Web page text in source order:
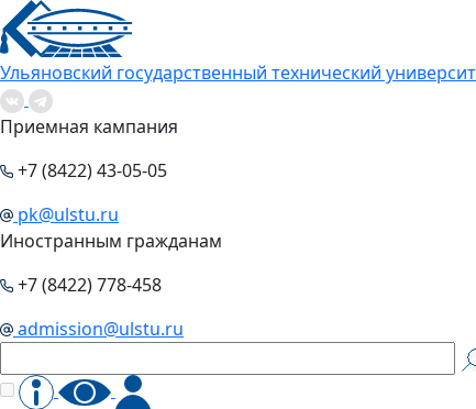
Ульяновский государственный технический
Приемная кампания
+7 (8422) 43-05-05
pk@ulstu.ru
Иностранным гражданам
+7 (8422) 778-458
admission@ulstu.ru